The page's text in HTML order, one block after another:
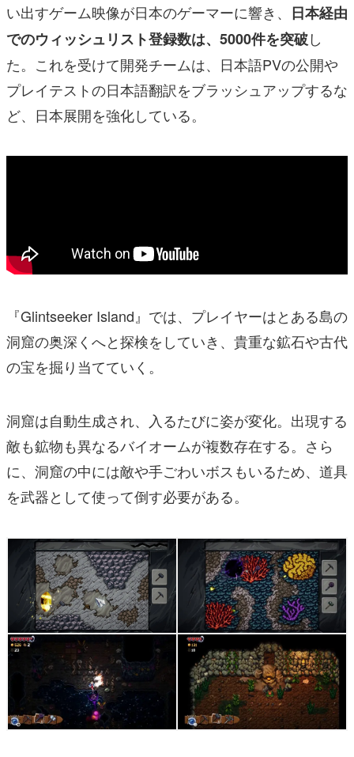
い出すゲーム映像が日本のゲーマーに響き、 日本経由
でのウィッシュリスト登録数は、5000件を突破し
た。これを受けて開発チームは、日本語PVの公開や
プレイテストの日本語翻訳をブラッシュアップするな
ど、日本展開を強化している。
『Glintseeker Island』では、プレイヤーはとある島の
洞窟の奥深くへと探検をしていき、貴重な鉱石や古代
の宝を掘り当てていく。
洞窟は自動生成され、入るたびに姿が変化。出現する
敵も鉱物も異なるバイオームが複数存在する。さら
に、洞窟の中には敵や手ごわいボスもいるため、道具
を武器として使って倒す必要がある。